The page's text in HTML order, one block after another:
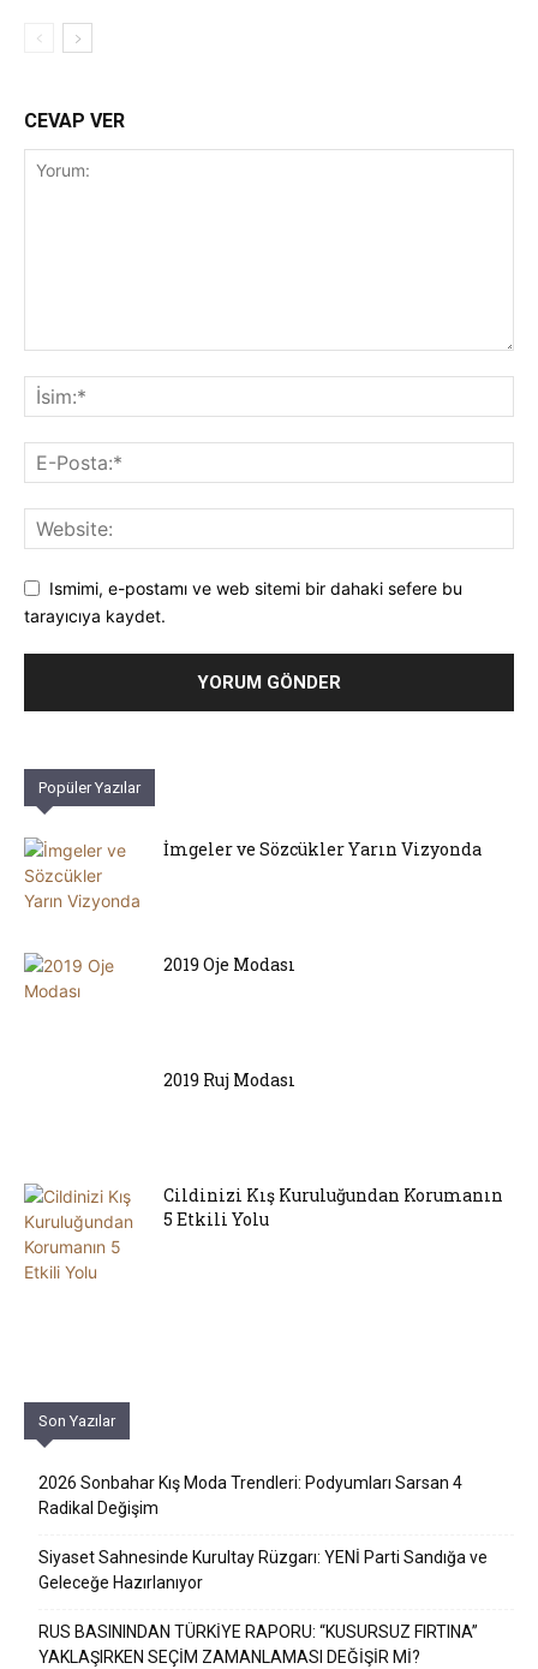
CEVAP VER
Ismimi, e-postamı ve web sitemi bir dahaki sefere bu
tarayıcıya kaydet.
Popüler Yazılar
İmgeler ve Sözcükler Yarın Vizyonda
2019 Oje Modası
2019 Ruj Modası
Cildinizi Kış Kuruluğundan Korumanın
5 Etkili Yolu
Son Yazılar
2026 Sonbahar Kış Moda Trendleri: Podyumları Sarsan 4
Radikal Değişim
Siyaset Sahnesinde Kurultay Rüzgarı: YENİ Parti Sandığa ve
Geleceğe Hazırlanıyor
RUS BASININDAN TÜRKİYE RAPORU: “KUSURSUZ FIRTINA”
YAKLAŞIRKEN SEÇİM ZAMANLAMASI DEĞİŞİR Mİ?